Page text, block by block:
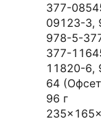
377-
09123-3,
978-5-
377-
11820-6,
64
96 г